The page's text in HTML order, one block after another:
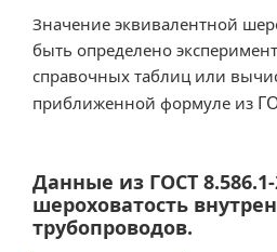
Значение эквивалентной
быть определено
справочных таблиц или
приближенной формуле из
Данные из ГОСТ
шероховатость
трубопроводов.